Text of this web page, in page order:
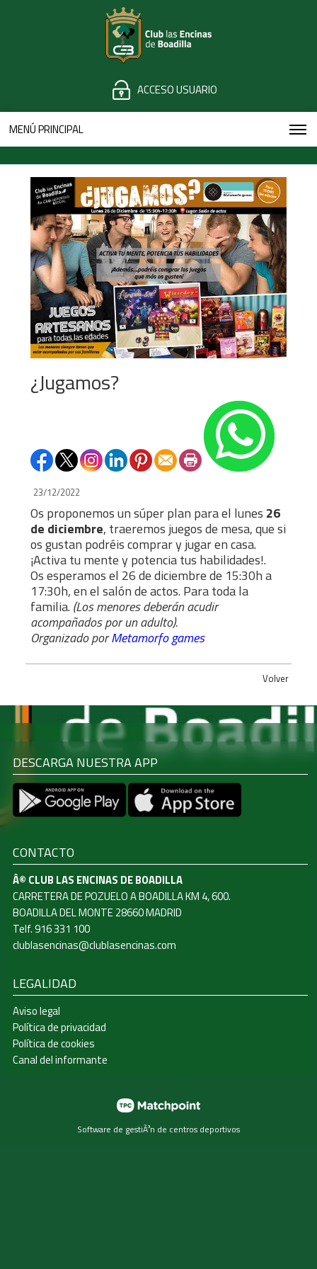
ACCESO USUARIO
MENÚ PRINCIPAL
¿Jugamos?
23/12/2022
Os proponemos un súper plan para el lunes 26
de diciembre, traeremos juegos de mesa, que si
os gustan podréis comprar y jugar en casa.
¡Activa tu mente y potencia tus habilidades!.
Os esperamos el 26 de diciembre de 15:30h a
17:30h, en el salón de actos. Para toda la
familia. (Los menores deberán acudir
acompañados por un adulto).
Organizado porMetamorfo games
Volver
DESCARGA NUESTRA APP
CONTACTO
Â© CLUB LAS ENCINAS DE BOADILLA
CARRETERA DE POZUELO A BOADILLA KM 4, 600.
BOADILLA DEL MONTE 28660 MADRID
Telf. 916 331 100
clublasencinas@clublasencinas.com
LEGALIDAD
Aviso legal
Política de privacidad
Política de cookies
Canal del informante
Software de gestiÃ³n de centros deportivos